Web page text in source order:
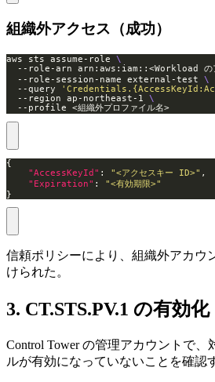
組織外アクセス（成功）
aws sts assume-role
--role-arn arn:aws:iam::<Workload
  --role-session-name external-test
  --query
  --region ap-northeast-1
  --profile <組織外プロファイル名>
"AccessKeyId" : "<アクセスキー ID>"
"Expiration" : "<有効期限>"
}
信頼ポリシーにより、組織外アカウ
けられた。
3. CT.STS.PV.1 の有効化
Control Tower の管理アカウントで、
ルが有効になっていないことを確認